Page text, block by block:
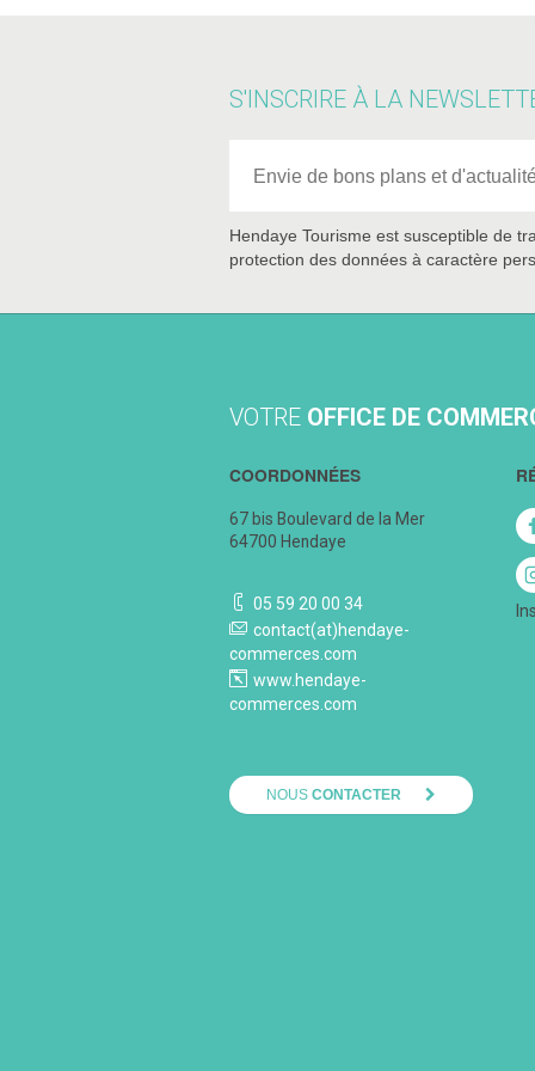
S'INSCRIRE À LA
Hendaye Tourisme est susceptible de
protection des données à caractère
VOTRE OFFICE DE
COORDONNÉES
67 bis Boulevard de la Mer
64700 Hendaye
05 59 20 00 34
contact(at)hendaye-
commerces.com
www.hendaye-
commerces.com
NOUS CONTACTER